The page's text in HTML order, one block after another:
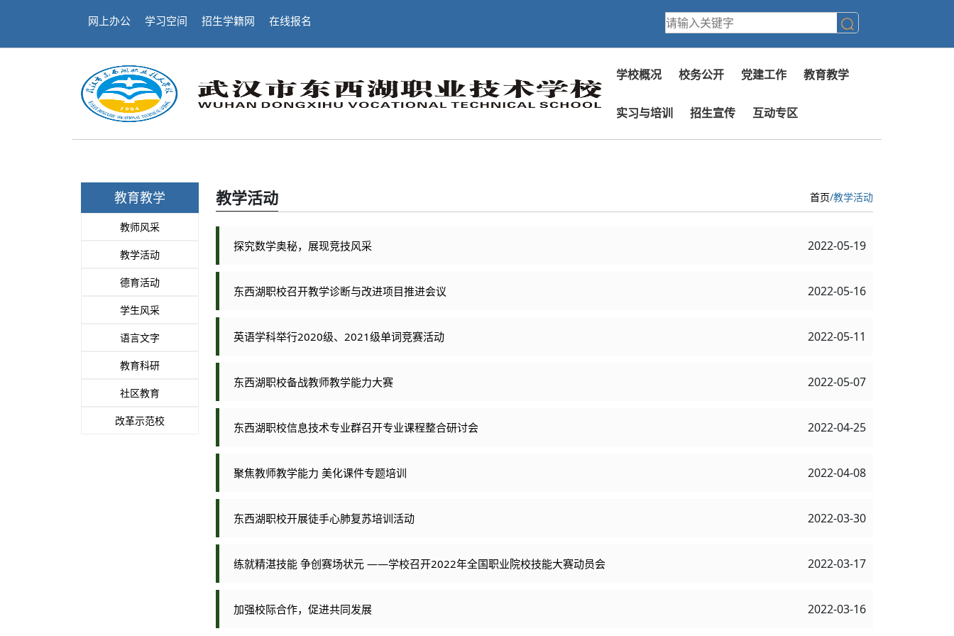
网上办公 学习空间 招生学籍网 在线报名
学校概况 校务公开 党建工作 教育教学
实习与培训 招生宣传 互动专区
教育教学
教师风采
教学活动
德育活动
学生风采
语言文字
教育科研
社区教育
改革示范校
教学活动 首页/教学活动
探究数学奥秘，展现竞技风采 2022-05-19
东西湖职校召开教学诊断与改进项目推进会议 2022-05-16
英语学科举行2020级、2021级单词竞赛活动 2022-05-11
东西湖职校备战教师教学能力大赛 2022-05-07
东西湖职校信息技术专业群召开专业课程整合研讨会 2022-04-25
聚焦教师教学能力 美化课件专题培训 2022-04-08
东西湖职校开展徒手心肺复苏培训活动 2022-03-30
练就精湛技能 争创赛场状元 ——学校召开2022年全国职业院校技能大赛动员会 2022-03-17
加强校际合作，促进共同发展 2022-03-16